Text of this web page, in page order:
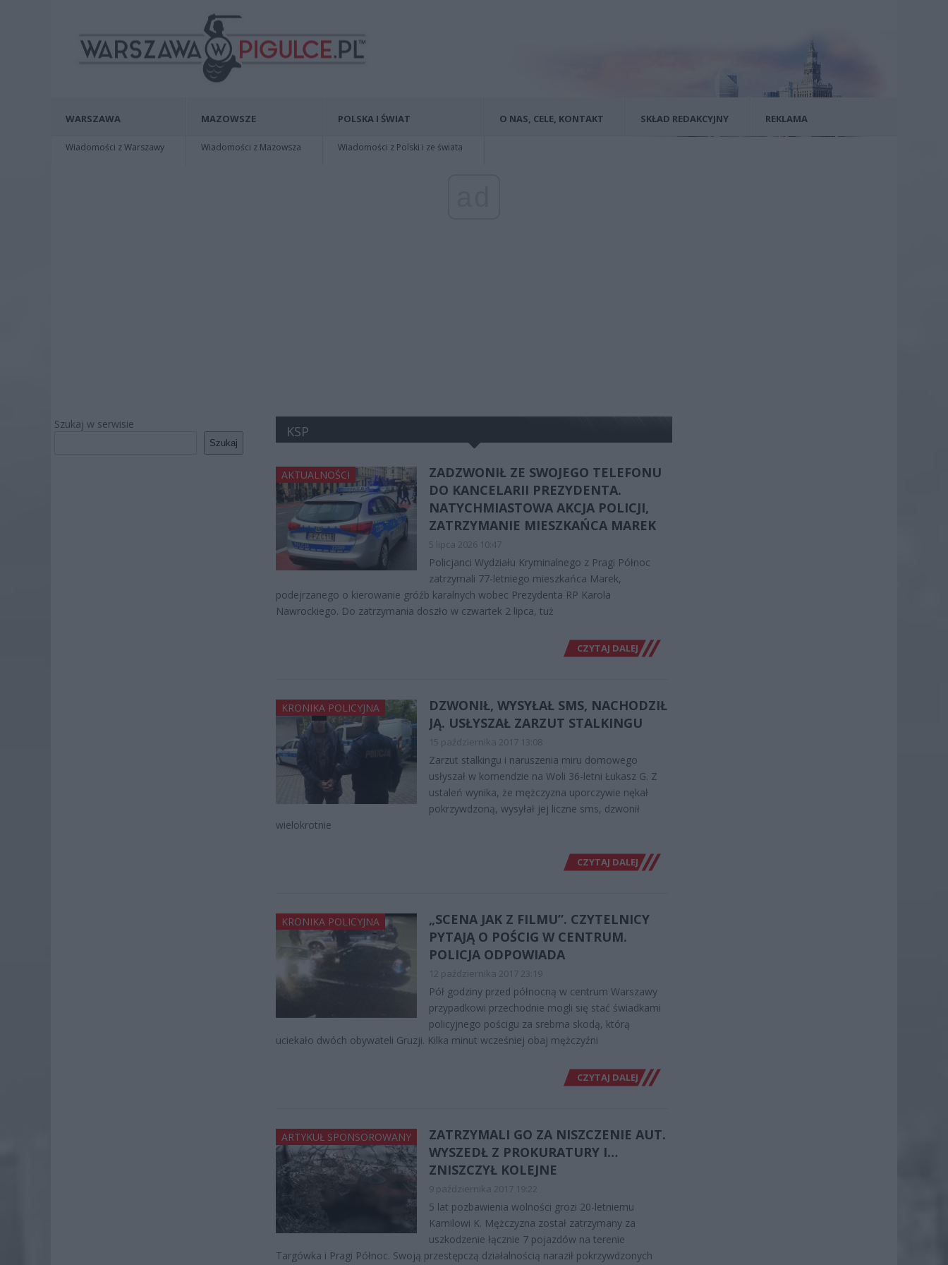
WARSZAWA
Wiadomości z Warszawy
MAZOWSZE
Wiadomości z Mazowsza
POLSKA I ŚWIAT
Wiadomości z Polski i ze świata
O NAS, CELE, KONTAKT SKŁAD REDAKCYJNY REKLAMA
Szukaj w serwisie
Szukaj
KSP
AKTUALNOŚCI
ZADZWONIŁ ZE SWOJEGO TELEFONU
DO KANCELARII PREZYDENTA.
NATYCHMIASTOWA AKCJA POLICJI,
ZATRZYMANIE MIESZKAŃCA MAREK
5 lipca 2026 10:47
Policjanci Wydziału Kryminalnego z Pragi Północ
zatrzymali 77-letniego mieszkańca Marek,
podejrzanego o kierowanie gróźb karalnych wobec Prezydenta RP Karola
Nawrockiego. Do zatrzymania doszło w czwartek 2 lipca, tuż
CZYTAJ DALEJ
KRONIKA POLICYJNA
DZWONIŁ, WYSYŁAŁ SMS, NACHODZIŁ
JĄ. USŁYSZAŁ ZARZUT STALKINGU
15 października 2017 13:08
Zarzut stalkingu i naruszenia miru domowego
usłyszał w komendzie na Woli 36-letni Łukasz G. Z
ustaleń wynika, że mężczyzna uporczywie nękał
pokrzywdzoną, wysyłał jej liczne sms, dzwonił
wielokrotnie
CZYTAJ DALEJ
KRONIKA POLICYJNA
„SCENA JAK Z FILMU”. CZYTELNICY
PYTAJĄ O POŚCIG W CENTRUM.
POLICJA ODPOWIADA
12 października 2017 23:19
Pół godziny przed północną w centrum Warszawy
przypadkowi przechodnie mogli się stać świadkami
policyjnego pościgu za srebrna skodą, którą
uciekało dwóch obywateli Gruzji. Kilka minut wcześniej obaj mężczyźni
CZYTAJ DALEJ
ARTYKUŁ SPONSOROWANY
ZATRZYMALI GO ZA NISZCZENIE AUT.
WYSZEDŁ Z PROKURATURY I…
ZNISZCZYŁ KOLEJNE
9 października 2017 19:22
5 lat pozbawienia wolności grozi 20-letniemu
Kamilowi K. Mężczyzna został zatrzymany za
uszkodzenie łącznie 7 pojazdów na terenie
Targówka i Pragi Północ. Swoją przestępczą działalnością naraził pokrzywdzonych